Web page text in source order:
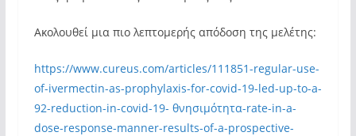
Ακολουθεί μια πιο λεπτομερής απόδοση της μελέτης:
https://www.cureus.com/articles/111851-regular-use-
of-ivermectin-as-prophylaxis-for-covid-19-led-up-to-a-
92-reduction-in-covid-19- θνησιμότητα-rate-in-a-
dose-response-manner-results-of-a-prospective-